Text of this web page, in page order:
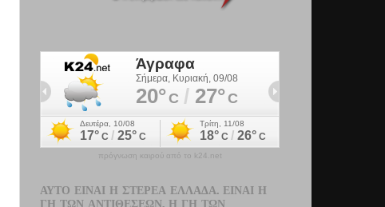
πρόγνωση καιρού από το k24.net
ΑΥΤΌ ΕΊΝΑΙ Η ΣΤΕΡΕΆ ΕΛΛΆΔΑ. ΕΊΝΑΙ Η
ΓΗ ΤΩΝ ΑΝΤΙΘΈΣΕΩΝ. Η ΓΗ ΤΩΝ